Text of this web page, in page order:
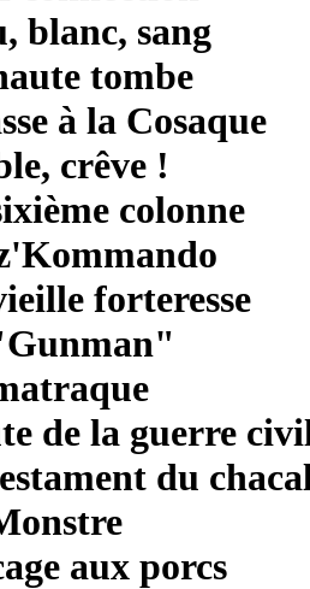
blanc, sang
tombe
à la Cosaque
crêve !
colonne
forteresse
de la guerre
du
aux porcs